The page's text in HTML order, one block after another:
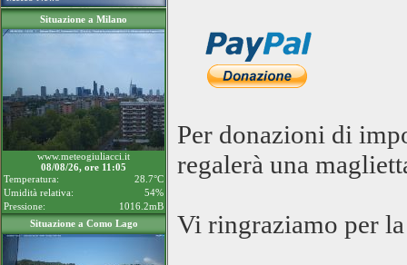
Situazione a Milano
www.meteogiuliacci.it
08/08/26, ore 11:05
Temperatura:
28.7°C
Umidità relativa:
54%
Pressione:
1016.2mB
Situazione a Como Lago
Per donazioni di
regalerà una
Vi ringraziamo per